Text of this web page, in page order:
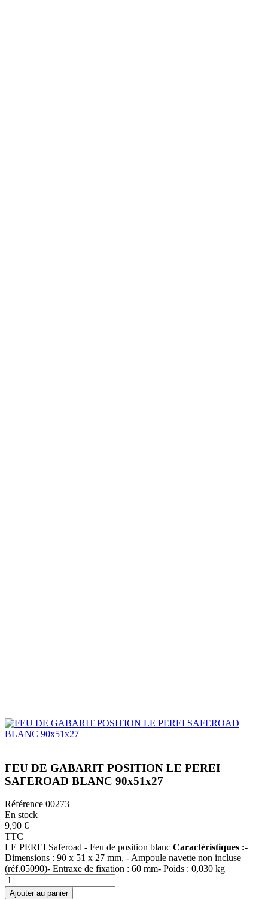
FEU DE GABARIT POSITION LE PEREI
SAFEROAD BLANC 90x51x27
Référence 00273
En stock
9,90 €
TTC
LE PEREI Saferoad - Feu de position blanc Caractéristiques :-
Dimensions : 90 x 51 x 27 mm, - Ampoule navette non incluse
(réf.05090)- Entraxe de fixation : 60 mm- Poids : 0,030 kg
Ajouter au panier